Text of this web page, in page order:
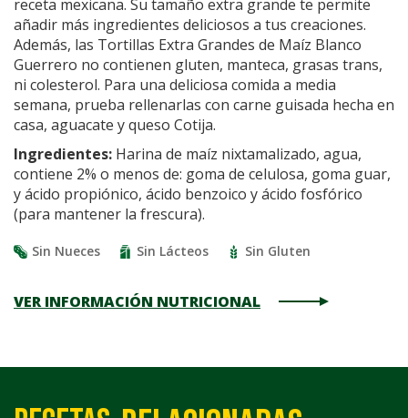
receta mexicana. Su tamaño extra grande te permite
añadir más ingredientes deliciosos a tus creaciones.
Además, las Tortillas Extra Grandes de Maíz Blanco
Guerrero no contienen gluten, manteca, grasas trans,
ni colesterol. Para una deliciosa comida a media
semana, prueba rellenarlas con carne guisada hecha en
casa, aguacate y queso Cotija.
Ingredientes: Harina de maíz nixtamalizado, agua,
contiene 2% o menos de: goma de celulosa, goma guar,
y ácido propiónico, ácido benzoico y ácido fosfórico
(para mantener la frescura).
Sin Nueces Sin Lácteos Sin Gluten
VER INFORMACIÓN NUTRICIONAL